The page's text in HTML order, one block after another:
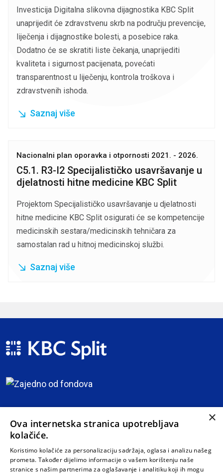
Investicija Digitalna slikovna dijagnostika KBC Split
unaprijedit će zdravstvenu skrb na području prevencije,
liječenja i dijagnostike bolesti, a posebice raka.
Dodatno će se skratiti liste čekanja, unaprijediti
kvaliteta i sigurnost pacijenata, povećati
transparentnost u liječenju, kontrola troškova i
zdravstvenih ishoda.
Saznaj više
Nacionalni plan oporavka i otpornosti 2021. - 2026.
C5.1. R3-I2 Specijalističko usavršavanje u
djelatnosti hitne medicine KBC Split
Projektom Specijalističko usavršavanje u djelatnosti
hitne medicine KBC Split osigurati će se kompetencije
medicinskih sestara/medicinskih tehničara za
samostalan rad u hitnoj medicinskoj službi.
Saznaj više
×
Ova internetska stranica upotrebljava
kolačiće.
Koristimo kolačiće za personalizaciju sadržaja, oglasa i analizu našeg
prometa. Također dijelimo informacije o vašem korištenju naše
stranice s našim partnerima za oglašavanje i analitiku koji ih mogu